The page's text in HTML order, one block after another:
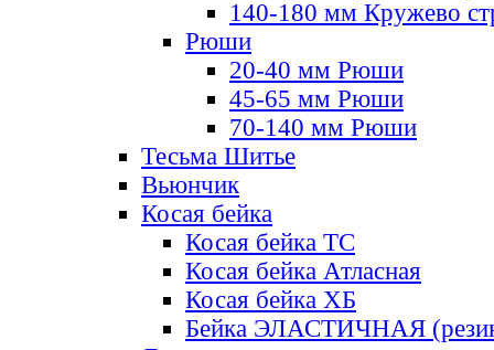
140-180 мм Кружево
Рюши
20-40 мм Рюши
45-65 мм Рюши
70-140 мм Рюши
Тесьма Шитье
Вьюнчик
Косая бейка
Косая бейка ТС
Косая бейка Атласная
Косая бейка ХБ
Бейка ЭЛАСТИЧНАЯ